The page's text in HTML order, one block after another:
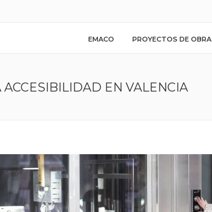
EMACO PROYECTOS DE OBRA
EN VALENCIA